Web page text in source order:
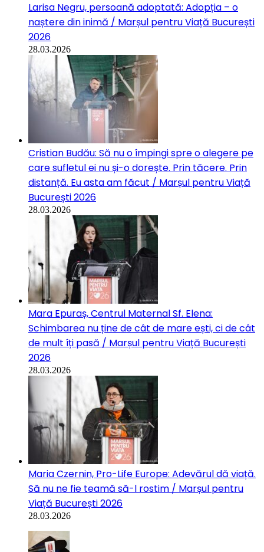
Larisa Negru, persoană adoptată: Adopția – o
naștere din inimă / Marșul pentru Viață București
2026
28.03.2026
Cristian Budău: Să nu o împingi spre o alegere pe
care sufletul ei nu și-o dorește. Prin tăcere. Prin
distanță. Eu asta am făcut / Marșul pentru Viață
București 2026
28.03.2026
Mara Epuraș, Centrul Maternal Sf. Elena:
Schimbarea nu ține de cât de mare ești, ci de cât
de mult îți pasă / Marșul pentru Viață București
2026
28.03.2026
Maria Czernin, Pro-Life Europe: Adevărul dă viață.
Să nu ne fie teamă să-l rostim / Marșul pentru
Viață București 2026
28.03.2026